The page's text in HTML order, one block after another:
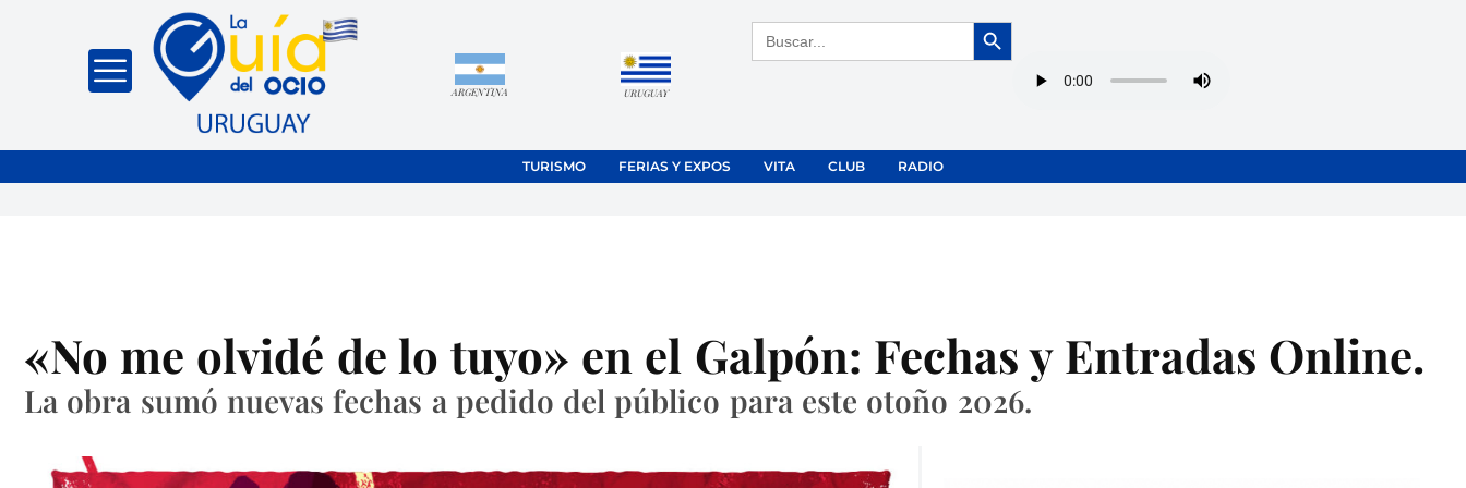
ARGENTINA URUGUAY
Buscar: Botón de búsqueda
TURISMO FERIAS Y EXPOS VITA CLUB RADIO
«No me olvidé de lo tuyo» en el Galpón: Fechas y Entradas Online.
La obra sumó nuevas fechas a pedido del público para este otoño 2026.